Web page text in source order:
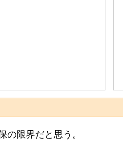
の限界だと思う。